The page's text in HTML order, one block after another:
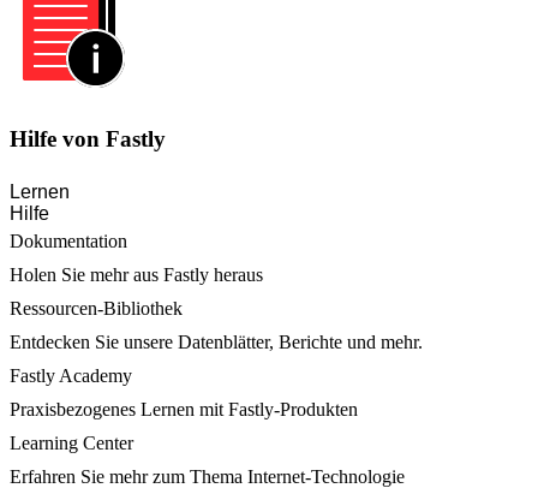
Hilfe von Fastly
Lernen
Hilfe
Dokumentation
Holen Sie mehr aus Fastly heraus
Ressourcen-Bibliothek
Entdecken Sie unsere Datenblätter, Berichte und mehr.
Fastly Academy
Praxisbezogenes Lernen mit Fastly-Produkten
Learning Center
Erfahren Sie mehr zum Thema Internet-Technologie